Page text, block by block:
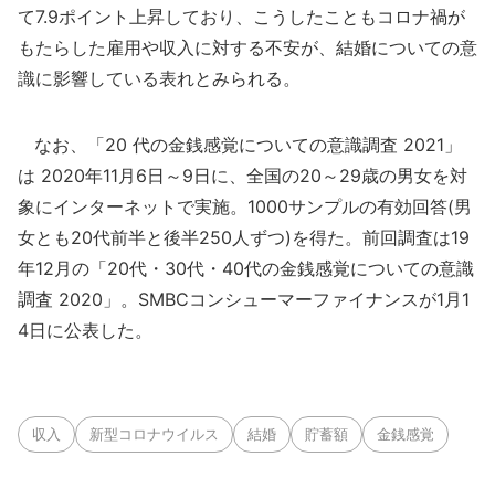
て7.9ポイント上昇しており、こうしたこともコロナ禍が
もたらした雇用や収入に対する不安が、結婚についての意
識に影響している表れとみられる。
なお、「20 代の金銭感覚についての意識調査 2021」
は 2020年11月6日～9日に、全国の20～29歳の男女を対
象にインターネットで実施。1000サンプルの有効回答(男
女とも20代前半と後半250人ずつ)を得た。前回調査は19
年12月の「20代・30代・40代の金銭感覚についての意識
調査 2020」。SMBCコンシューマーファイナンスが1月1
4日に公表した。
収入 新型コロナウイルス 結婚 貯蓄額 金銭感覚